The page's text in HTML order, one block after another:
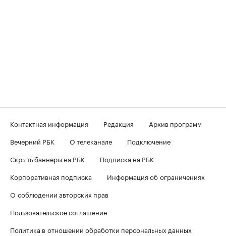
Контактная информация Редакция
Архив программ
Вечерний РБК
О телеканале
Подключение
Скрыть баннеры на РБК
Подписка на РБК
Корпоративная подписка
Информация об ограничениях
О соблюдении авторских прав
Пользовательское соглашение
Политика в отношении обработки персональных данных